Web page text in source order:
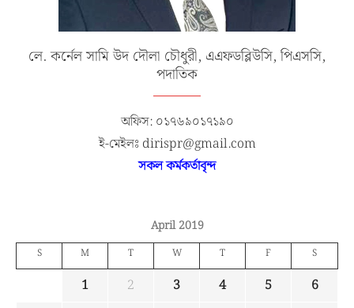
লে. কর্নেল সামি উদ দৌলা চৌধুরী, এএফডব্লিউসি, পিএসসি,
পদাতিক
অফিস: ০১৭৬৯০১৭১৯০
ই-মেইলঃ dirispr@gmail.com
সকল কর্মকর্তাবৃন্দ
April 2019
S M T W T F S
1 2 3 4 5
6